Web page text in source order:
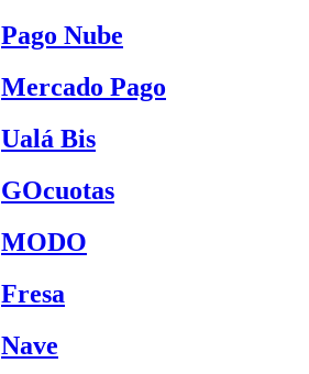
Pago Nube
Mercado Pago
Ualá Bis
GOcuotas
MODO
Fresa
Nave